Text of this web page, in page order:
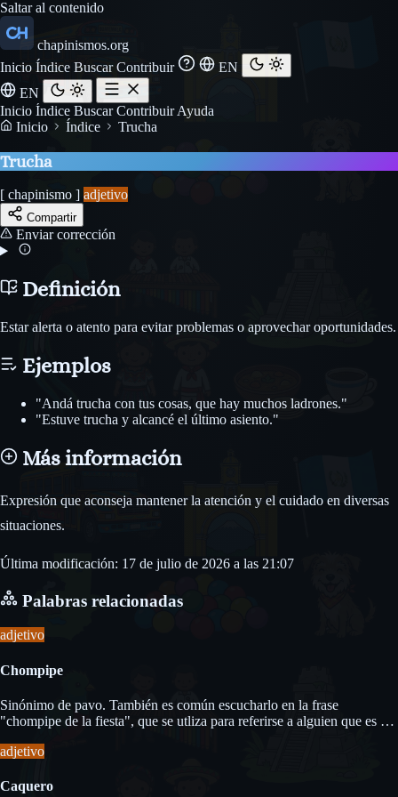
Saltar al contenido
chapinismos.org
Inicio Índice BuscarContribuir
EN
EN
Inicio Índice BuscarContribuirAyuda
Inicio
Índice Trucha
Trucha
[ chapinismo ] adjetivo
Compartir
Enviar corrección
Definición
Estar alerta o atento para evitar problemas o aprovechar oportunidades.
Ejemplos
"Andá trucha con tus cosas, que hay muchos ladrones."
"Estuve trucha y alcancé el último asiento."
Más información
Expresión que aconseja mantener la atención y el cuidado en diversas
situaciones.
Última modificación: 17 de julio de 2026 a las 21:07
Palabras relacionadas
adjetivo
Chompipe
Sinónimo de pavo. También es común escucharlo en la frase
"chompipe de la fiesta", que se utliza para referirse a alguien que es el
adjetivo
Caquero